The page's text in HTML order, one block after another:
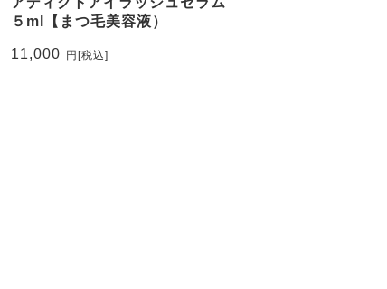
５ml【まつ毛美容液）
11,000 円[税込]